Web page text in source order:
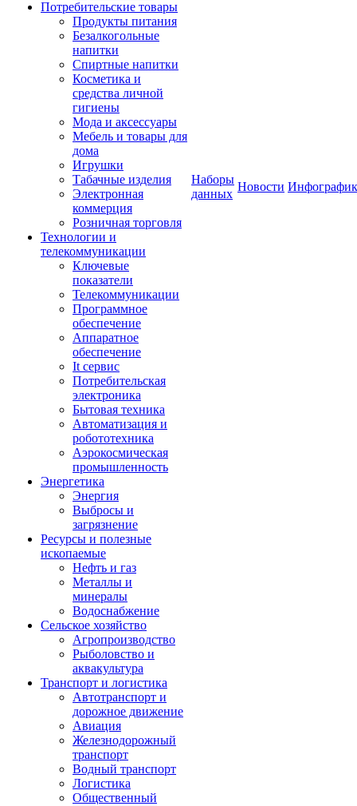
Потребительские товары
Продукты питания
Безалкогольные
напитки
Спиртные напитки
Косметика и
средства личной
гигиены
Мода и аксессуары
Мебель и товары для
дома
Игрушки
Табачные изделия
Электронная
коммерция
Розничная торговля
Технологии и
телекоммуникации
Ключевые
показатели
Телекоммуникации
Программное
обеспечение
Аппаратное
обеспечение
It сервис
Потребительская
электроника
Бытовая техника
Автоматизация и
робототехника
Аэрокосмическая
промышленность
Энергетика
Энергия
Выбросы и
загрязнение
Ресурсы и полезные
ископаемые
Нефть и газ
Металлы и
минералы
Водоснабжение
Сельское хозяйство
Агропроизводство
Рыболовство и
аквакультура
Транспорт и логистика
Автотранспорт и
дорожное движение
Авиация
Железнодорожный
транспорт
Водный транспорт
Логистика
Общественный
Наборы
данных
Новости